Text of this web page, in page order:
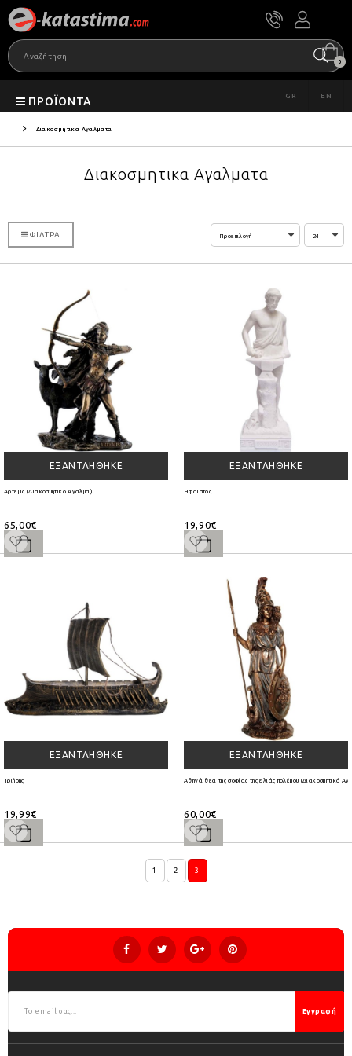
0
ΠΡΟΪΌΝΤΑ GR EN
Διακοσμητικα Αγαλματα
Διακοσμητικα Αγαλματα
ΦΊΛΤΡΑ
ΕΞΑΝΤΛΉΘΗΚΕ
Αρτεμις (Διακοσμητικο Αγαλμα)
65,00€
ΕΞΑΝΤΛΉΘΗΚΕ
Ηφαιστος
19,90€
ΕΞΑΝΤΛΉΘΗΚΕ
Τριήρης
19,99€
ΕΞΑΝΤΛΉΘΗΚΕ
Αθηνά θεά της σοφίας της ελιάς πολέμου (Διακοσμητικό
60,00€
1 2 3
Εγγραφή